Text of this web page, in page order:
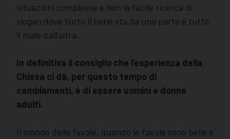
situazioni complesse e non la facile ricerca di
slogan dove tutto il bene sta da una parte e tutto
il male dall’altra.
In definitiva il consiglio che l’esperienza della
Chiesa ci dà, per questo tempo di
cambiamenti, è di essere uomini e donne
adulti.
Il mondo delle favole, quando le favole sono belle e